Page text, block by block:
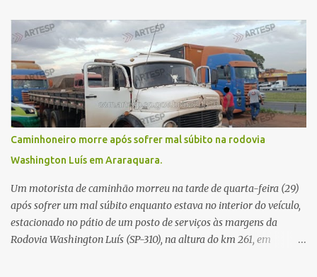
Caminhoneiro morre após sofrer mal súbito na rodovia
Washington Luís em Araraquara.
Um motorista de caminhão morreu na tarde de quarta-feira (29)
após sofrer um mal súbito enquanto estava no interior do veículo,
estacionado no pátio de um posto de serviços às margens da
Rodovia Washington Luís (SP-310), na altura do km 261, em